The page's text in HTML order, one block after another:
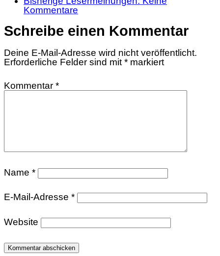
Kommentare
Schreibe einen Kommentar
Deine E-Mail-Adresse wird nicht veröffentlicht.
Erforderliche Felder sind mit * markiert
Kommentar *
Name *
E-Mail-Adresse *
Website